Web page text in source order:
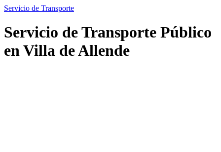
Servicio de Transporte
Servicio de Transporte Público
en Villa de Allende